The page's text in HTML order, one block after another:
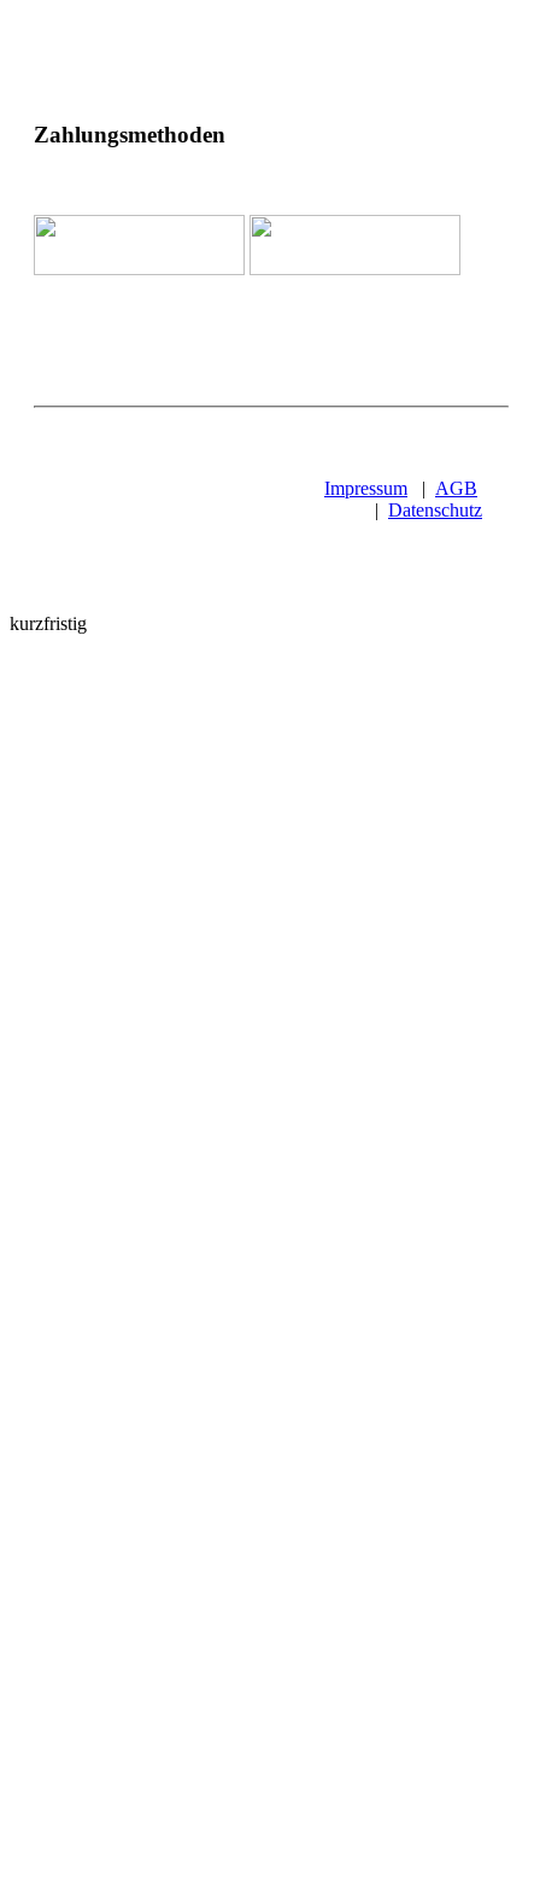
Zahlungsmethoden
Impressum | AGB
| Datenschutz
kurzfristig